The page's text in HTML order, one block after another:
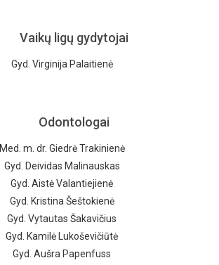
Vaikų ligų gydytojai
Gyd. Virginija Palaitienė
Odontologai
Med. m. dr. Giedrė Trakinienė
Gyd. Deividas Malinauskas
Gyd. Aistė Valantiejienė
Gyd. Kristina Šeštokienė
Gyd. Vytautas Šakavičius
Gyd. Kamilė Lukoševičiūtė
Gyd. Aušra Papenfuss